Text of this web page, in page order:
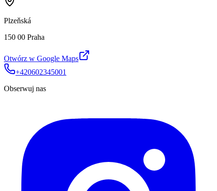
Plzeňská
150 00 Praha
Otwórz w Google Maps
+420602345001
Obserwuj nas